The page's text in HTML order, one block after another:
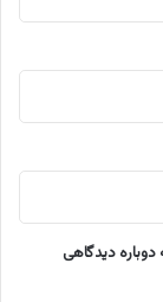
دیدگاهی